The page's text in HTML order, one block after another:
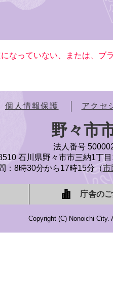
なっていない、または、
個人情報保護 アクセ
野々市
法人番号
石川県野々市市三納1丁
：8時30分から17時15分（市
庁舎の
Copyright (C) Nonoichi City.